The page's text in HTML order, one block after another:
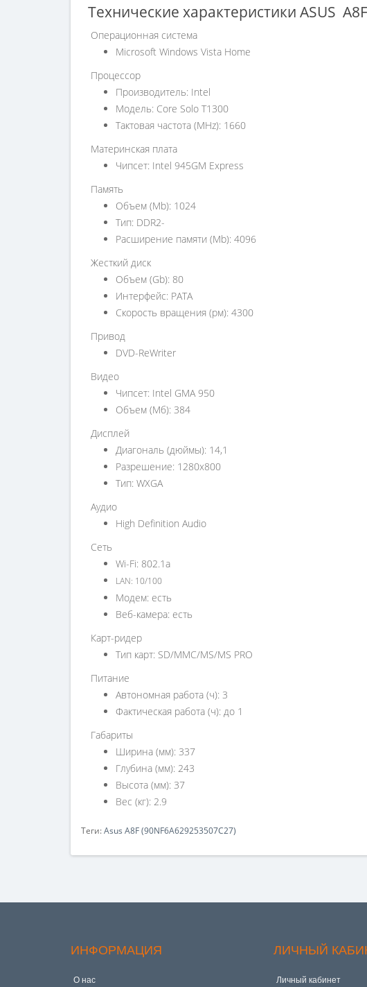
Технические характеристики ASUS
Операционная система
Microsoft Windows Vista Home
Процессор
Производитель: Intel
Модель: Core Solo T1300
Тактовая частота (MHz): 1660
Материнская плата
Чипсет: Intel 945GM Express
Память
Объем (Mb): 1024
Тип: DDR2-
Расширение памяти (Mb): 4096
Жесткий диск
Объем (Gb): 80
Интерфейс: PATA
Скорость вращения (рм): 4300
Привод
DVD-ReWriter
Видео
Чипсет: Intel GMA 950
Объем (Мб): 384
Дисплей
Диагональ (дюймы): 14,1
Разрешение: 1280x800
Тип: WXGA
Аудио
High Definition Audio
Сеть
Wi-Fi: 802.1a
LAN: 10/100
Модем: есть
Веб-камера: есть
Карт-ридер
Тип карт: SD/MMC/MS/MS PRO
Питание
Автономная работа (ч): 3
Фактическая работа (ч): до 1
Габариты
Ширина (мм): 337
Глубина (мм): 243
Высота (мм): 37
Вес (кг): 2.9
Теги:Asus A8F (90NF6A629253507C27)
ИНФОРМАЦИЯ
О нас
ЛИЧНЫЙ
Личный кабинет